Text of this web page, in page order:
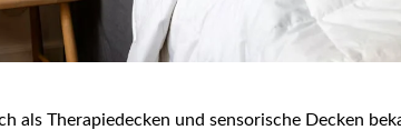
als Therapiedecken und sensorische Decken